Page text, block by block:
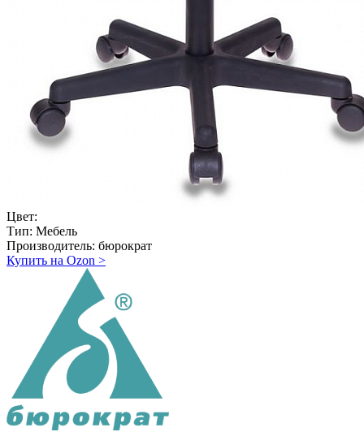
Цвет:
Тип: Мебель
Производитель: бюрократ
Купить на Ozon >